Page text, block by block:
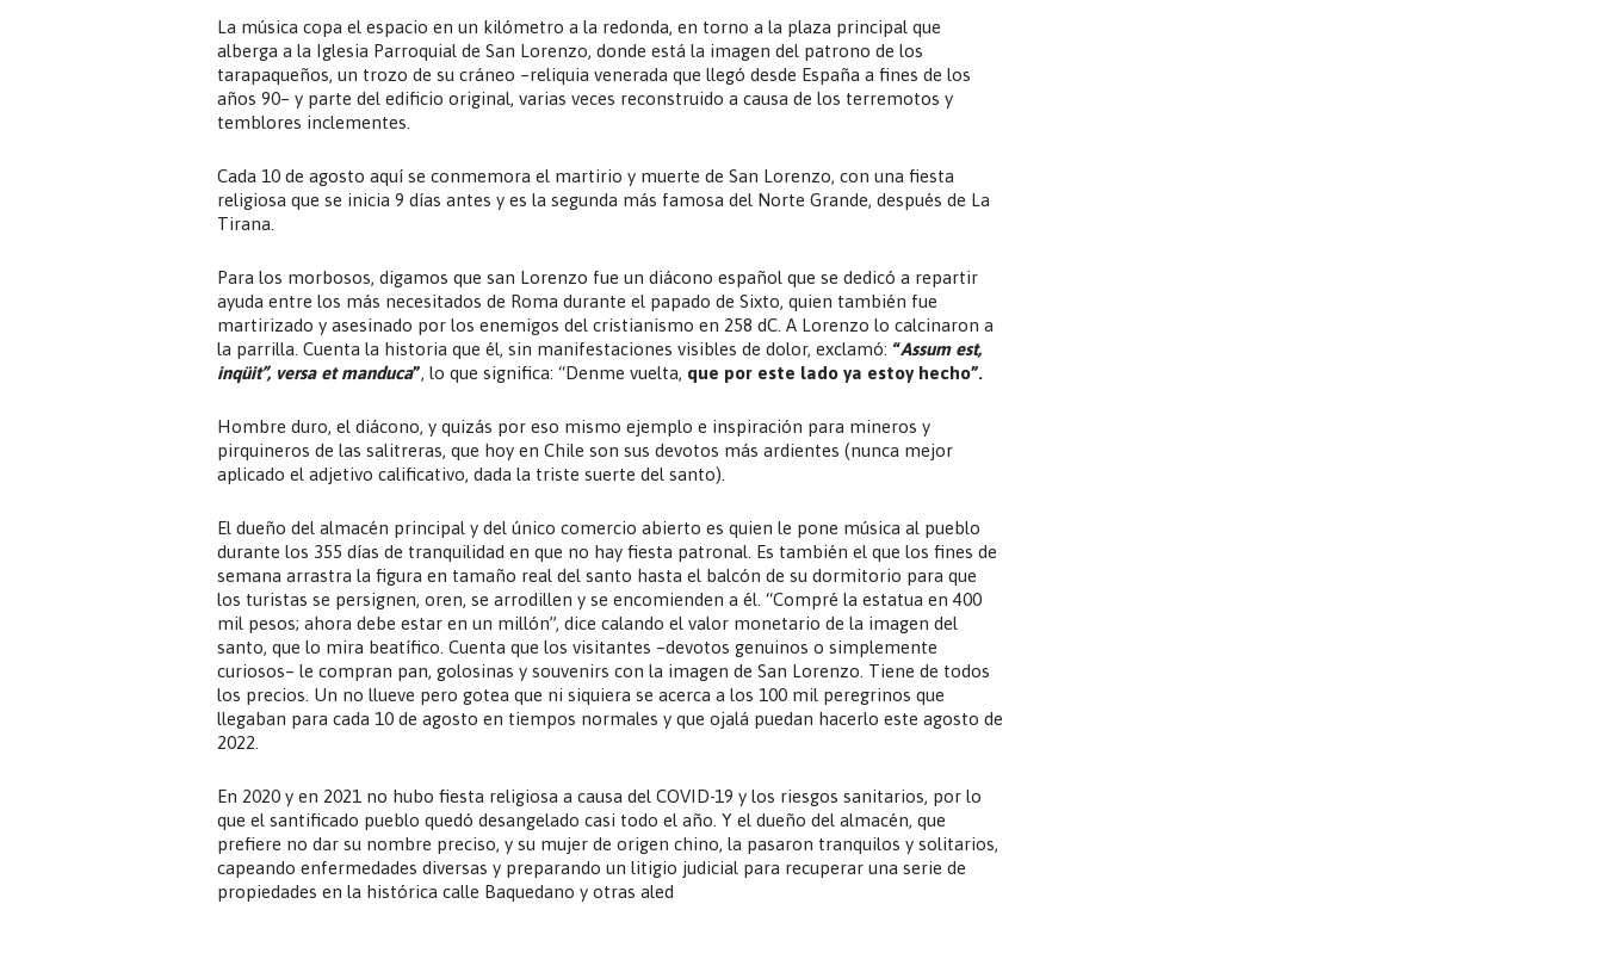
La música copa el espacio en un kilómetro a la redonda, en torno a la plaza principal que
alberga a la Iglesia Parroquial de San Lorenzo, donde está la imagen del patrono de los
tarapaqueños, un trozo de su cráneo –reliquia venerada que llegó desde España a fines de los
años 90– y parte del edificio original, varias veces reconstruido a causa de los terremotos y
temblores inclementes.
Cada 10 de agosto aquí se conmemora el martirio y muerte de San Lorenzo, con una fiesta
religiosa que se inicia 9 días antes y es la segunda más famosa del Norte Grande, después de La
Tirana.
Para los morbosos, digamos que san Lorenzo fue un diácono español que se dedicó a repartir
ayuda entre los más necesitados de Roma durante el papado de Sixto, quien también fue
martirizado y asesinado por los enemigos del cristianismo en 258 dC. A Lorenzo lo calcinaron a
la parrilla. Cuenta la historia que él, sin manifestaciones visibles de dolor, exclamó: “Assum est,
inqüit”, versa et manduca”, lo que significa: “Denme vuelta, que por este lado ya estoy hecho”.
Hombre duro, el diácono, y quizás por eso mismo ejemplo e inspiración para mineros y
pirquineros de las salitreras, que hoy en Chile son sus devotos más ardientes (nunca mejor
aplicado el adjetivo calificativo, dada la triste suerte del santo).
El dueño del almacén principal y del único comercio abierto es quien le pone música al pueblo
durante los 355 días de tranquilidad en que no hay fiesta patronal. Es también el que los fines de
semana arrastra la figura en tamaño real del santo hasta el balcón de su dormitorio para que
los turistas se persignen, oren, se arrodillen y se encomienden a él. “Compré la estatua en 400
mil pesos; ahora debe estar en un millón”, dice calando el valor monetario de la imagen del
santo, que lo mira beatífico. Cuenta que los visitantes –devotos genuinos o simplemente
curiosos– le compran pan, golosinas y souvenirs con la imagen de San Lorenzo. Tiene de todos
los precios. Un no llueve pero gotea que ni siquiera se acerca a los 100 mil peregrinos que
llegaban para cada 10 de agosto en tiempos normales y que ojalá puedan hacerlo este agosto de
2022.
En 2020 y en 2021 no hubo fiesta religiosa a causa del COVID-19 y los riesgos sanitarios, por lo
que el santificado pueblo quedó desangelado casi todo el año. Y el dueño del almacén, que
prefiere no dar su nombre preciso, y su mujer de origen chino, la pasaron tranquilos y solitarios,
capeando enfermedades diversas y preparando un litigio judicial para recuperar una serie de
propiedades en la histórica calle Baquedano y otras aled